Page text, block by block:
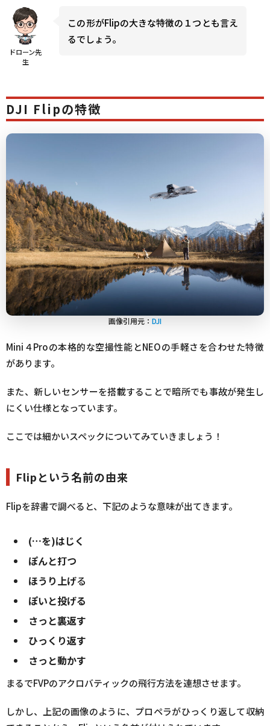
ドローン先
生
この形がFlipの大きな特徴の１つとも言え
るでしょう。
DJI Flipの特徴
画像引用元： DJI
Mini４Proの本格的な空撮性能とNEOの手軽さを合わせた特徴
があります。
また、新しいセンサーを搭載することで暗所でも事故が発生し
にくい仕様となっています。
ここでは細かいスペックについてみていきましょう！
Flipという名前の由来
Flipを辞書で調べると、下記のような意味が出てきます。
(…を)はじく
ぽんと打つ
ほうり上げる
ぽいと投げる
さっと裏返す
ひっくり返す
さっと動かす
まるでFVPのアクロバティックの飛行方法を連想させます。
しかし、上記の画像のように、プロペラがひっくり返して収納